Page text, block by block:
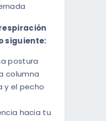
siguiente:
postura
columna
y el pecho
hacia tu